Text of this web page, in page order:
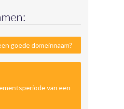
goede domeinnaam?
van een